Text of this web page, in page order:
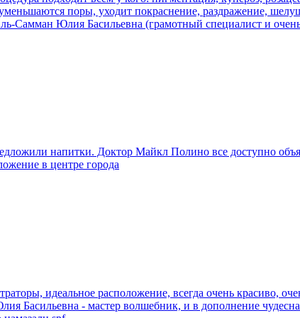
поры, уходит покраснение, раздражение,
Самман Юлия Басильевна (грамотный специалист и
напитки. Доктор Майкл Полино все доступно
в центре города
идеальное расположение, всегда очень красиво,
Басильевна - мастер волшебник, и в дополнение